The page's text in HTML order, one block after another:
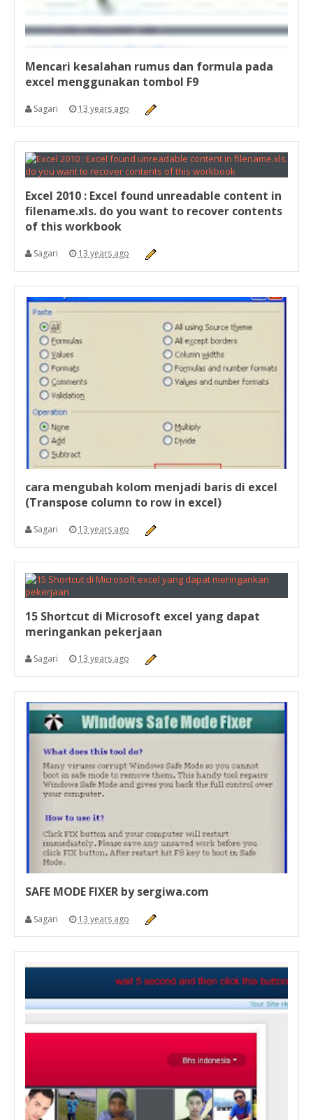
Mencari kesalahan rumus dan formula pada
excel menggunakan tombol F9
Sagari 13 years ago
Excel 2010 : Excel found unreadable content in
filename.xls. do you want to recover contents
of this workbook
Sagari 13 years ago
cara mengubah kolom menjadi baris di excel
(Transpose column to row in excel)
Sagari 13 years ago
15 Shortcut di Microsoft excel yang dapat
meringankan pekerjaan
Sagari 13 years ago
SAFE MODE FIXER by sergiwa.com
Sagari 13 years ago